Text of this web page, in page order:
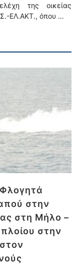
της οικείας
ΕΛ.ΑΚΤ., όπου …
στην
στη Μήλο –
στην